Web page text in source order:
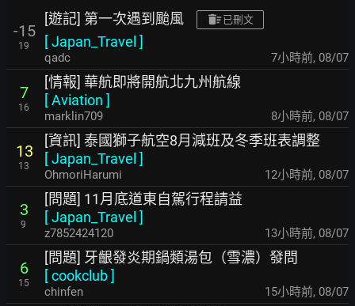
-15
19
[遊記] 第一次遇到颱風 已刪文
[Japan_Travel ]
qadc 7小時前, 08/07
7
16
[情報] 華航即將開航北九州航線
[Aviation ]
marklin709 8小時前, 08/07
13
13
[資訊] 泰國獅子航空8月減班及冬季班表調整
[Japan_Travel ]
OhmoriHarumi 12小時前, 08/07
3
9
[問題] 11月底道東自駕行程請益
[Japan_Travel ]
z7852424120 13小時前, 08/07
6
15
[問題] 牙齦發炎期鍋類湯包（雪濃）發問
[cookclub]
chinfen 15小時前, 08/07